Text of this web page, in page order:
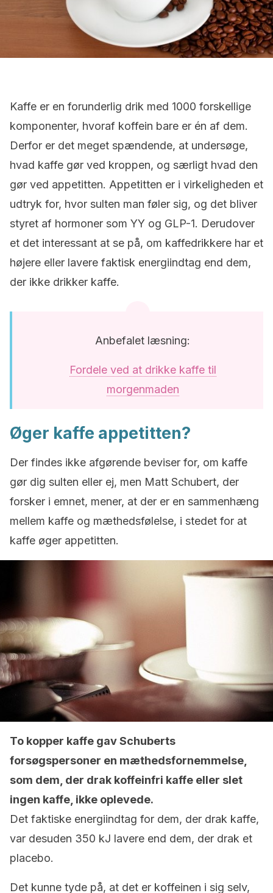
Kaffe er en forunderlig drik med 1000 forskellige
komponenter, hvoraf koffein bare er én af dem.
Derfor er det meget spændende, at undersøge,
hvad kaffe gør ved kroppen, og særligt hvad den
gør ved appetitten. Appetitten er i virkeligheden et
udtryk for, hvor sulten man føler sig, og det bliver
styret af hormoner som YY og GLP-1. Derudover
et det interessant at se på, om kaffedrikkere har et
højere eller lavere faktisk energiindtag end dem,
der ikke drikker kaffe.
Anbefalet læsning:
Fordele ved at drikke kaffe til
morgenmaden
Øger kaffe appetitten?
Der findes ikke afgørende beviser for, om kaffe
gør dig sulten eller ej, men Matt Schubert, der
forsker i emnet, mener, at der er en sammenhæng
mellem kaffe og mæthedsfølelse, i stedet for at
kaffe øger appetitten.
To kopper kaffe gav Schuberts
forsøgspersoner en mæthedsfornemmelse,
som dem, der drak koffeinfri kaffe eller slet
ingen kaffe, ikke oplevede.
Det faktiske energiindtag for dem, der drak kaffe,
var desuden 350 kJ lavere end dem, der drak et
placebo.
Det kunne tyde på, at det er koffeinen i sig selv,